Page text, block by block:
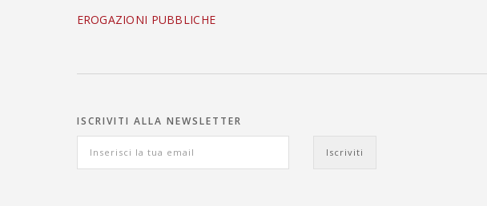
EROGAZIONI PUBBLICHE
ISCRIVITI ALLA NEWSLETTER